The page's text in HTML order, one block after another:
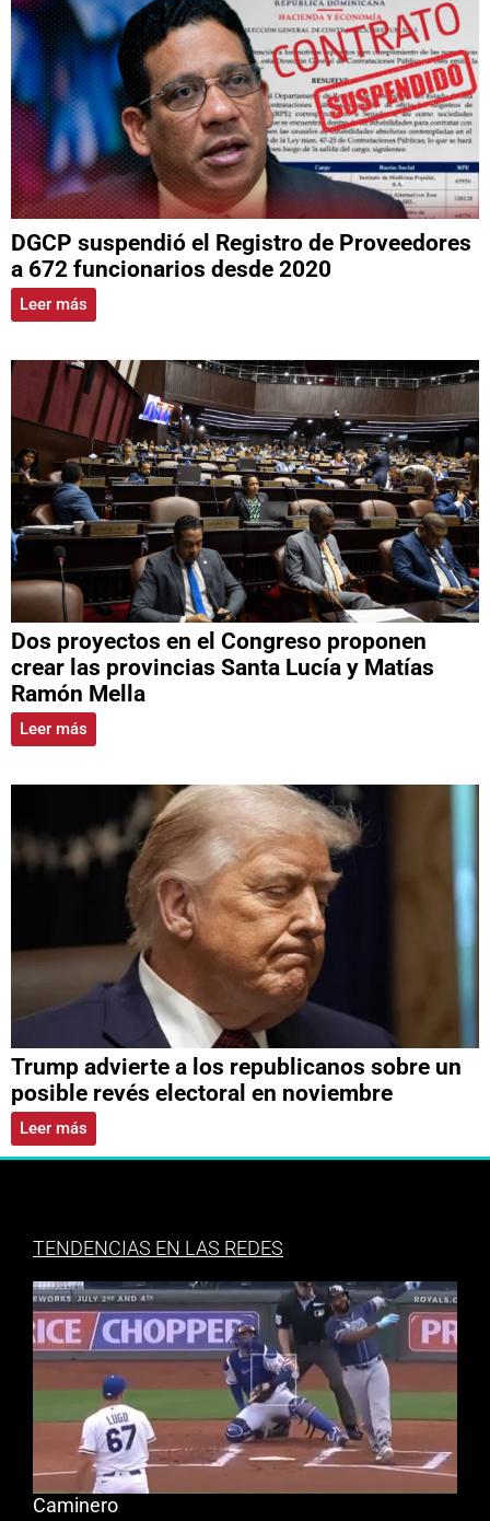
DGCP suspendió el Registro de Proveedores
a 672 funcionarios desde 2020
Leer más
Dos proyectos en el Congreso proponen
crear las provincias Santa Lucía y Matías
Ramón Mella
Leer más
Trump advierte a los republicanos sobre un
posible revés electoral en noviembre
Leer más
TENDENCIAS EN LAS REDES
Caminero